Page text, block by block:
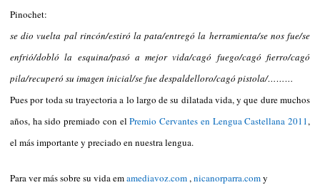
Pinochet:
se dio vuelta pal rincón/estiró la pata/entregó la herramienta/se nos fue/se
enfrió/dobló la esquina/pasó a mejor vida/cagó fuego/cagó fierro/cagó
pila/recuperó su imagen inicial/se fue despaldelloro/cagó pistola/………
Pues por toda su trayectoria a lo largo de su dilatada vida, y que dure muchos
años, ha sido premiado con elPremio Cervantes en Lengua Castellana 2011,
el más importante y preciado en nuestra lengua.
Para ver más sobre su vida emamediavoz.com,nicanorparra.comy